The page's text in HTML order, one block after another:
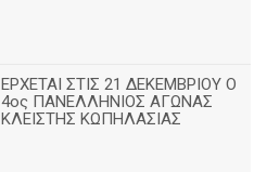
ΕΡΧΕΤΑΙ ΣΤΙΣ 21 ΔΕΚΕΜΒΡΙΟΥ Ο
4ος ΠΑΝΕΛΛΗΝΙΟΣ ΑΓΩΝΑΣ
ΚΛΕΙΣΤΗΣ ΚΩΠΗΛΑΣΙΑΣ